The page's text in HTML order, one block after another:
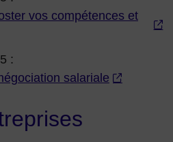
vos compétences et
:
salariale